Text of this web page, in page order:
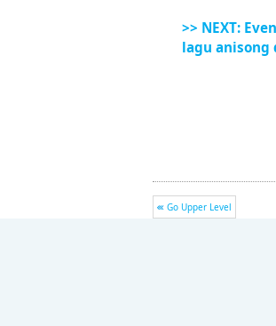
>> NEXT:
lagu anisong
Go Upper Level